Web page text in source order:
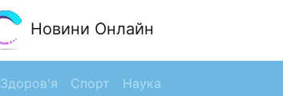
Новини Онлайн
Здоров'я Спорт Наука